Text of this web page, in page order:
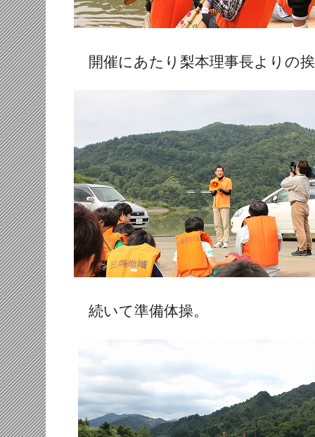
開催にあたり梨本理事長よりの
続いて準備体操。